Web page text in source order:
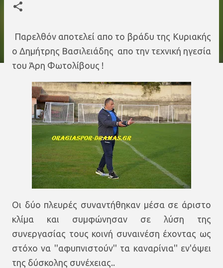
Παρελθόν αποτελεί απο το βράδυ της Κυριακής
ο Δημήτρης Βασιλειάδης απο την τεχνική ηγεσία
του Άρη Φωτολίβους !
Οι δύο πλευρές συναντήθηκαν μέσα σε άριστο
κλίμα και συμφώνησαν σε λύση της
συνεργασίας τους κοινή συναινέση έχοντας ως
στόχο να ''αφυπνιστούν'' τα καναρίνια'' εν'όψει
της δύσκολης συνέχειας..